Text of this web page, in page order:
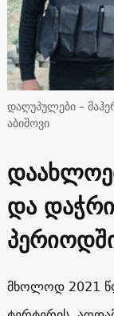
დაღუპულები –
აბიშოვი
და
მხოლოდ 2021